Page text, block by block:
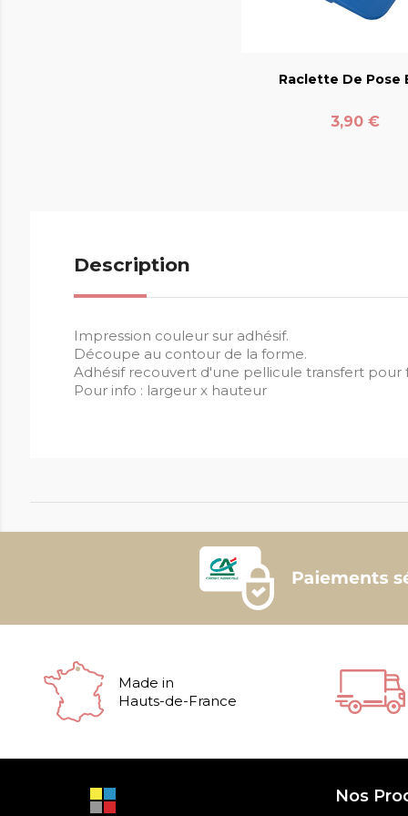
Raclette De Pose
Prix
3,90 €
Description
Impression couleur sur adhésif.
Découpe au contour de la forme.
Adhésif recouvert d'une pellicule transfert pour
Pour info : largeur x hauteur
Made in
Hauts-de-France
Nos